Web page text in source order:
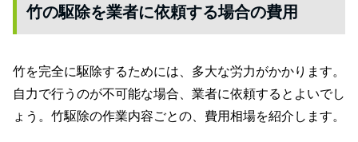
竹の駆除を業者に依頼する場合の費用
竹を完全に駆除するためには、多大な労力がかかります。
自力で行うのが不可能な場合、業者に依頼するとよいでし
ょう。竹駆除の作業内容ごとの、費用相場を紹介します。